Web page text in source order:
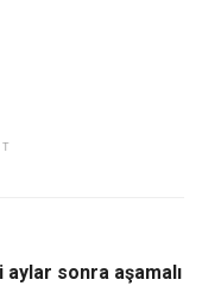
sonra aşamalı